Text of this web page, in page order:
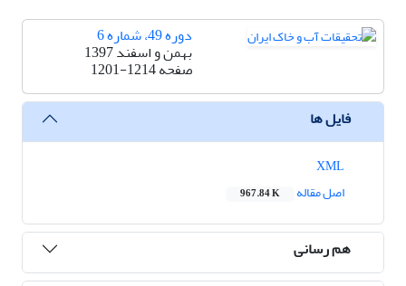
دوره 49، شماره 6
بهمن و اسفند 1397
صفحه1201-1214
فایل ها
اصل مقاله
967.84 K
هم رسانی